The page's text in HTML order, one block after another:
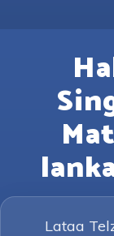
Lataa